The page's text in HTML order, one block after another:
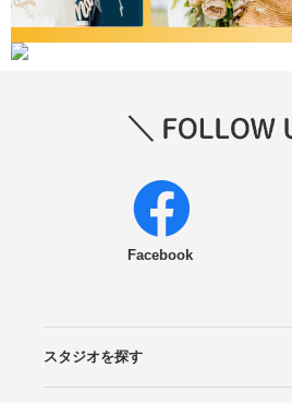
Facebook
スタジオを探す